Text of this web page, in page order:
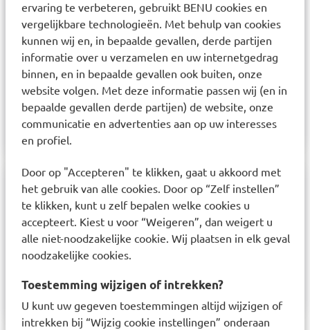
ervaring te verbeteren, gebruikt BENU cookies en
vergelijkbare technologieën. Met behulp van cookies
kunnen wij en, in bepaalde gevallen, derde partijen
informatie over u verzamelen en uw internetgedrag
binnen, en in bepaalde gevallen ook buiten, onze
website volgen. Met deze informatie passen wij (en in
bepaalde gevallen derde partijen) de website, onze
communicatie en advertenties aan op uw interesses
en profiel.
Door op "Accepteren" te klikken, gaat u akkoord met
het gebruik van alle cookies. Door op “Zelf instellen”
te klikken, kunt u zelf bepalen welke cookies u
accepteert. Kiest u voor “Weigeren”, dan weigert u
alle niet-noodzakelijke cookie. Wij plaatsen in elk geval
noodzakelijke cookies.
Toestemming wijzigen of intrekken?
U kunt uw gegeven toestemmingen altijd wijzigen of
intrekken bij “Wijzig cookie instellingen” onderaan
verfrist en ontgeurt Spreemyk de voeten en
houdt ze droog dankzij de transpiratie
absorberende werking. Spreemyk kan ook
rechtstreeks in sokken en wandel-, bowling- en
skischoenen worden gespoten om ze fris te
houden en nare geurtjes te verwijderen.
Samenstelling
Dimethyl ether, talc, Isohexane, Isopropyl alcohol,
Sulconazole nitrate, Caprylic/Capric triglyceride,
Abies sibrical oil, Undicyclenic acid, Limonene,
Fernesol.